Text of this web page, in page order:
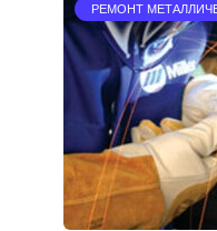
РЕМОНТ